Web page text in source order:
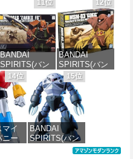
ツ) HGUC 195
機動戦士Zガン
ダム キュベレ
イ 1/144スケー
ル 色分け済み
プラモデル
価格：¥2,200
ツ) HGUC 機動
戦士ガンダム
ザクI(黒い三連
星仕様) 1/144
スケール 色分
け済みプラモ
デル
価格：¥2,380
11位
BANDAI
SPIRITS(バン
ダイ スピリッ
ツ) HGUC
1/144 ザクII
(ガルマ専用機)
(機動戦士ガン
ダム)
価格：¥2,982
12位
BANDAI
SPIRITS(バン
ダイ スピリッ
ツ) HGUC 機動
戦士ガンダム
MSM-03 ゴッ
グ 1/144スケー
ル 色分け済み
プラモデル
価格：¥2,300
14位
マイ
ニー
15位
BANDAI
SPIRITS(バン
ダイ スピリッ